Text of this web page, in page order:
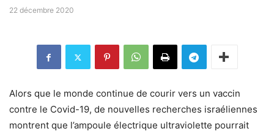
22 décembre 2020
Alors que le monde continue de courir vers un vaccin
contre le Covid-19, de nouvelles recherches israéliennes
montrent que l’ampoule électrique ultraviolette pourrait